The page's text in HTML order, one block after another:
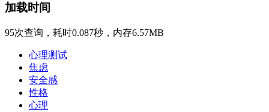
加载时间
95次查询，耗时0.087秒，内存6.57MB
心理测试
焦虑
安全感
性格
心理